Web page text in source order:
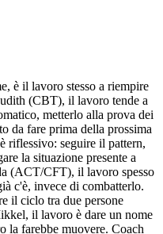
è il lavoro stesso a riempire
(CBT), il lavoro tende a
metterlo alla prova dei
da fare prima della prossima
riflessivo: seguire il pattern,
la situazione presente a
(ACT/CFT), il lavoro spesso
c'è, invece di combatterlo.
il ciclo tra due persone
il lavoro è dare un nome
la farebbe muovere. Coach